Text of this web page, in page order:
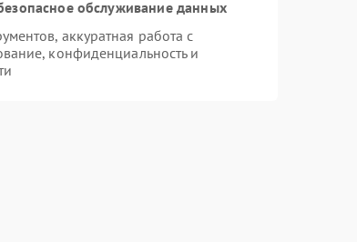
обслуживание данных
аккуратная работа с
конфиденциальность и